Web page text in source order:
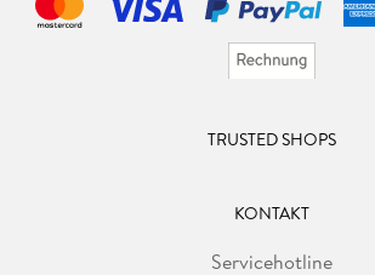
TRUSTED SHOPS
KONTAKT
Servicehotline